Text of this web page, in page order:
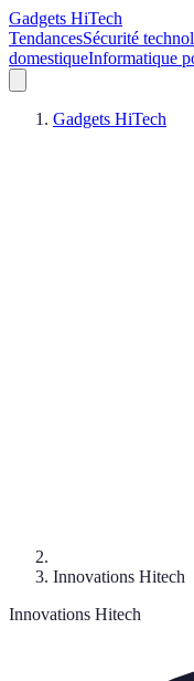
Gadgets HiTech
TendancesSécurité
domestiqueInformatique
Gadgets HiTech
Innovations Hitech
Innovations Hitech